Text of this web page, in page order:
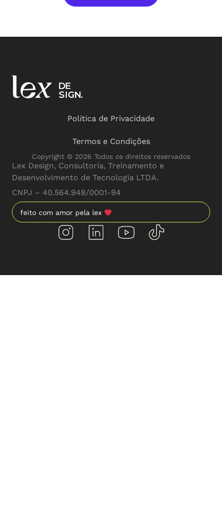
Política de Privacidade
Termos e Condições
Copyright © 2026 Todos os direitos reservados
Lex Design, Consultoria, Treinamento e
Desenvolvimento de Tecnologia LTDA.
CNPJ – 40.564.948/0001-94
feito com amor pela lex